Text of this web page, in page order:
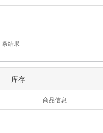
条结果
库存
商品信息